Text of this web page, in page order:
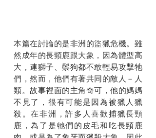
本篇在討論的是非洲的盜獵危機。雖
然成年的長頸鹿跟大象，因為體型高
大，連獅子、鬃狗都不敢輕易攻擊牠
們，然而，他們有著共同的敵人－人
類。故事裡面的主角奇可，他的媽媽
不見了，很有可能是因為被獵人獵
殺。在非洲，許多人喜歡捕獵長頸
鹿，為了是牠們的皮毛和吃長頸鹿